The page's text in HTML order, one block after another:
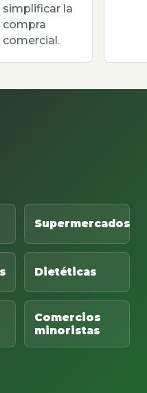
simplificar la
compra
comercial.
Supermercados
Dietéticas
Comercios
minoristas